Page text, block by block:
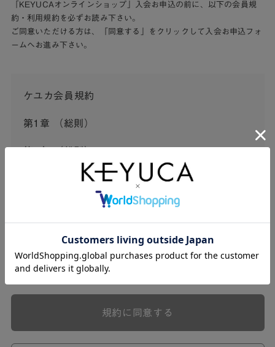
「KEYUCAオンラインショップ」入会お申込の前に、以下の会員規
約・利用規約を必ずお読み下さい。
ご同意いただける方は、「同意する」をクリックして入会お申込フォ
ームへお進み下さい。
ケユカ会員規約
第1章 （総則）
この会員規約（以下「本規約」といいます。）は、河淳株
式会社ケユカ事業部（以下「弊社」といいます。）が提供
する一連のサービスに関し、弊社が次条の定めに従い入会
本規約は、会員と弊社との間のサービスの利用に関わる一
切の関係に適用されるものとします。
弊社が一連のサービスを提供するにあたり、本規約のほ
ら個別規定はその名称のいかんに関わらず、本規約の一部
規約に同意する